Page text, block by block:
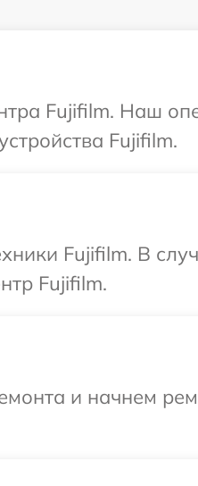
Fujifilm. Наш
Fujifilm.
Fujifilm. В
Fujifilm.
и начнем